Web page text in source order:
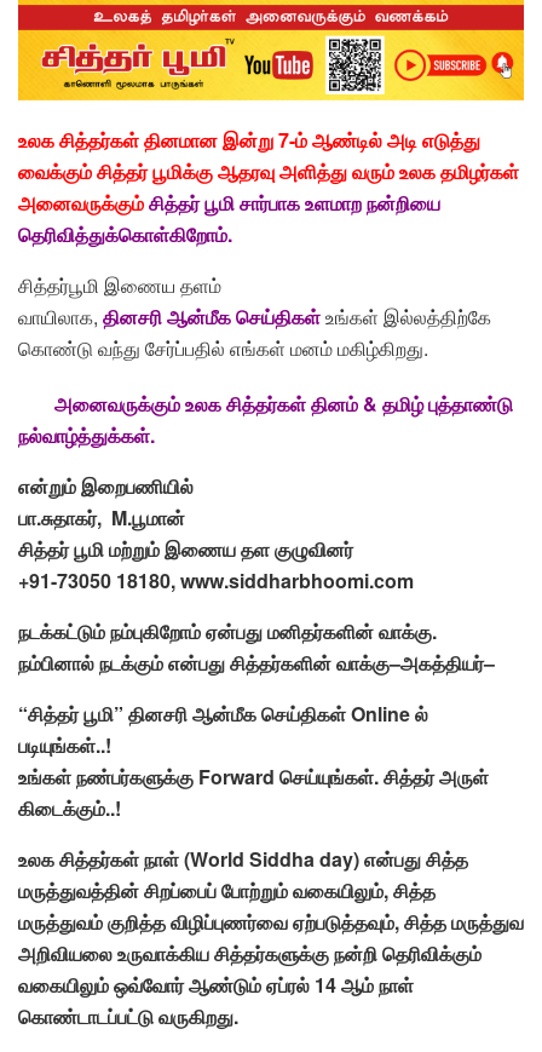
உலக சித்தர்கள் தினமான இன்று 7-ம் ஆண்டில் அடி எடுத்து
வைக்கும் சித்தர் பூமிக்கு ஆதரவு அளித்து வரும் உலக தமிழர்கள்
அனைவருக்கும்சித்தர் பூமி சார்பாக உளமாற நன்றியை
தெரிவித்துக்கொள்கிறோம்.
சித்தர்பூமி இணைய தளம்
வாயிலாக, தினசரிஆன்மீகசெய்திகள்உங்கள் இல்லத்திற்கே
கொண்டு வந்து சேர்ப்பதில் எங்கள் மனம் மகிழ்கிறது.
அனைவருக்கும் உலக சித்தர்கள் தினம் & தமிழ் புத்தாண்டு
நல்வாழ்த்துக்கள்.
என்றும்இறைபணியில்
பா.சுதாகர், M.பூமான்
சித்தர்பூமிமற்றும்இணையதளகுழுவினர்
+91-73050 18180, www.siddharbhoomi.com
நடக்கட்டும்நம்புகிறோம்ஏன்பதுமனிதர்களின்வாக்கு.
நம்பினால்நடக்கும்என்பதுசித்தர்களின்வாக்கு–அகத்தியர்–
“சித்தர்பூமி” தினசரிஆன்மீகசெய்திகள்Onlineல்
படியுங்கள்..!
உங்கள்நண்பர்களுக்கு Forward செய்யுங்கள்.சித்தர்அருள்
கிடைக்கும்..!
உலக சித்தர்கள்நாள் (World Siddha day) என்பது சித்த
மருத்துவத்தின் சிறப்பைப் போற்றும் வகையிலும், சித்த
மருத்துவம் குறித்த விழிப்புணர்வை ஏற்படுத்தவும், சித்த மருத்துவ
அறிவியலை உருவாக்கிய சித்தர்களுக்கு நன்றி தெரிவிக்கும்
வகையிலும் ஒவ்வோர் ஆண்டும் ஏப்ரல் 14 ஆம் நாள்
கொண்டாடப்பட்டு வருகிறது.